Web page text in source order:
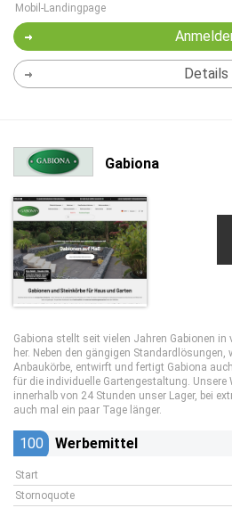
Mobil-Landingpage
Details
Gabiona
Gabiona stellt seit vielen Jahren Gabionen
her. Neben den gängigen Standardlösungen,
Anbaukörbe, entwirft und fertigt Gabiona
für die individuelle Gartengestaltung. Unsere
innerhalb von 24 Stunden unser Lager, bei
auch mal ein paar Tage länger.
100 Werbemittel
Start
Stornoquote